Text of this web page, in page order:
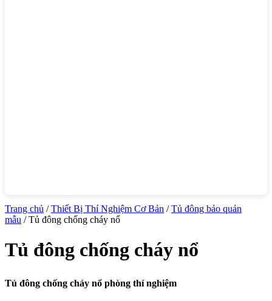
Trang chủ /Thiết Bị Thí Nghiệm Cơ Bản /Tủ đông bảo quản
mẫu / Tủ đông chống cháy nổ
Tủ đông chống cháy nổ
Tủ đông chống cháy nổ phòng thí nghiệm